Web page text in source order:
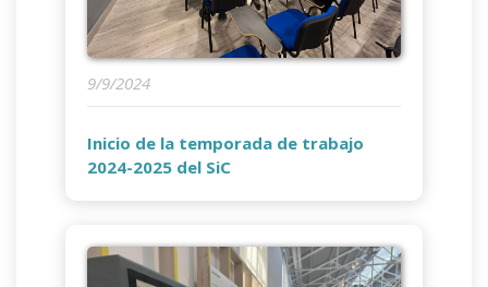
9/9/2024
Inicio de la temporada de trabajo
2024-2025 del SiC